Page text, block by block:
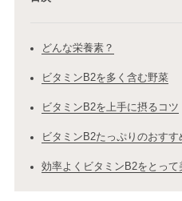
どんな栄養素？
ビタミンB2を多く含む野菜
ビタミンB2を上手に摂るコツ
ビタミンB2たっぷりのおすす
効率よくビタミンB2をとって